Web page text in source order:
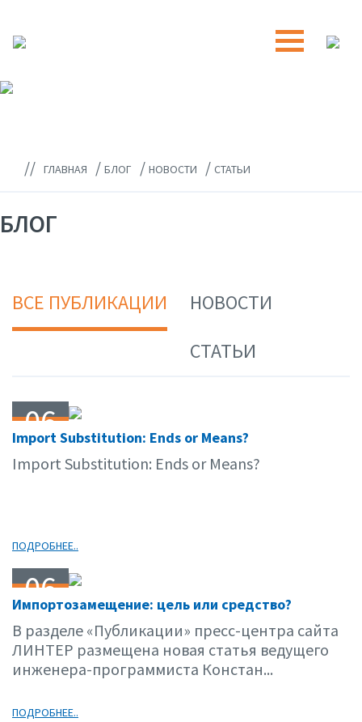
// ГЛАВНАЯ / БЛОГ / НОВОСТИ / СТАТЬИ
БЛОГ
ВСЕ ПУБЛИКАЦИИ
НОВОСТИ
СТАТЬИ
06
04.15
Import Substitution: Ends or Means?
Import Substitution: Ends or Means?
ПОДРОБНЕЕ..
06
04.15
Импортозамещение: цель или средство?
В разделе «Публикации» пресс-центра сайта
ЛИНТЕР размещена новая статья ведущего
инженера-программиста Констан...
ПОДРОБНЕЕ..